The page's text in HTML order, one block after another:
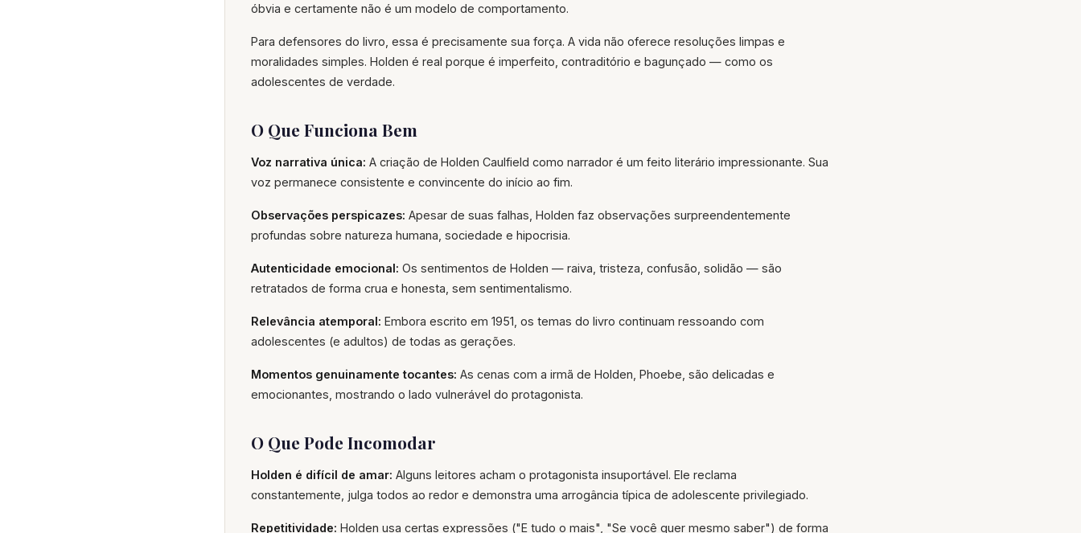
óbvia e certamente não é um modelo de comportamento.
Para defensores do livro, essa é precisamente sua força. A vida não oferece resoluções limpas e
moralidades simples. Holden é real porque é imperfeito, contraditório e bagunçado — como os
adolescentes de verdade.
O Que Funciona Bem
Voz narrativa única: A criação de Holden Caulfield como narrador é um feito literário impressionante. Sua
voz permanece consistente e convincente do início ao fim.
Observações perspicazes: Apesar de suas falhas, Holden faz observações surpreendentemente
profundas sobre natureza humana, sociedade e hipocrisia.
Autenticidade emocional: Os sentimentos de Holden — raiva, tristeza, confusão, solidão — são
retratados de forma crua e honesta, sem sentimentalismo.
Relevância atemporal: Embora escrito em 1951, os temas do livro continuam ressoando com
adolescentes (e adultos) de todas as gerações.
Momentos genuinamente tocantes: As cenas com a irmã de Holden, Phoebe, são delicadas e
emocionantes, mostrando o lado vulnerável do protagonista.
O Que Pode Incomodar
Holden é difícil de amar: Alguns leitores acham o protagonista insuportável. Ele reclama
constantemente, julga todos ao redor e demonstra uma arrogância típica de adolescente privilegiado.
Repetitividade: Holden usa certas expressões ("E tudo o mais", "Se você quer mesmo saber") de forma